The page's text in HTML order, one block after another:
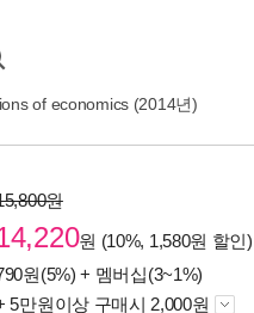
of economics (2014년)
원
원 (10%, 1,580원 할인)
원(5%) + 멤버십(3~1%)
5만원이상 구매시 2,000원